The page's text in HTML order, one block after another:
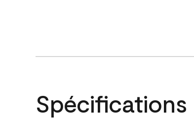
Spécifications